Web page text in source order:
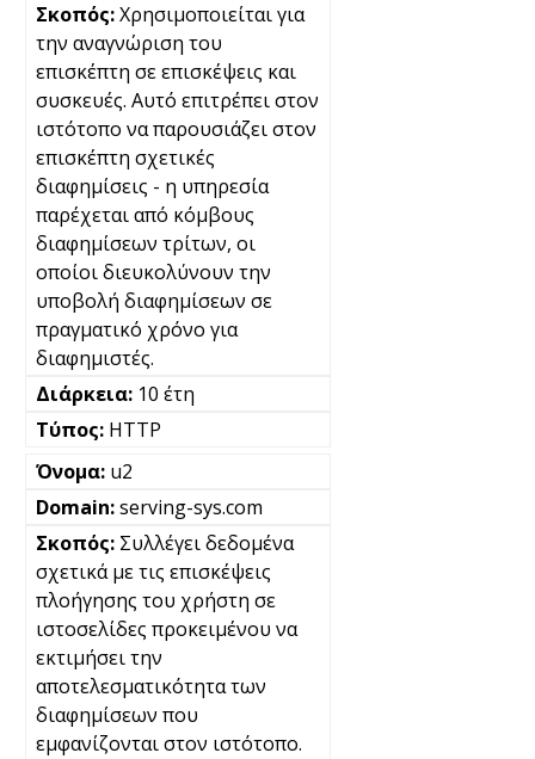
Χρησιμοποιείται για
την αναγνώριση του
επισκέπτη σε επισκέψεις και
συσκευές. Αυτό επιτρέπει στον
ιστότοπο να παρουσιάζει στον
επισκέπτη σχετικές
διαφημίσεις - η υπηρεσία
παρέχεται από κόμβους
διαφημίσεων τρίτων, οι
οποίοι διευκολύνουν την
υποβολή διαφημίσεων σε
πραγματικό χρόνο για
διαφημιστές.
10 έτη
HTTP
u2
serving-sys.com
Συλλέγει δεδομένα
σχετικά με τις επισκέψεις
πλοήγησης του χρήστη σε
ιστοσελίδες προκειμένου να
εκτιμήσει την
αποτελεσματικότητα των
διαφημίσεων που
εμφανίζονται στον ιστότοπο.